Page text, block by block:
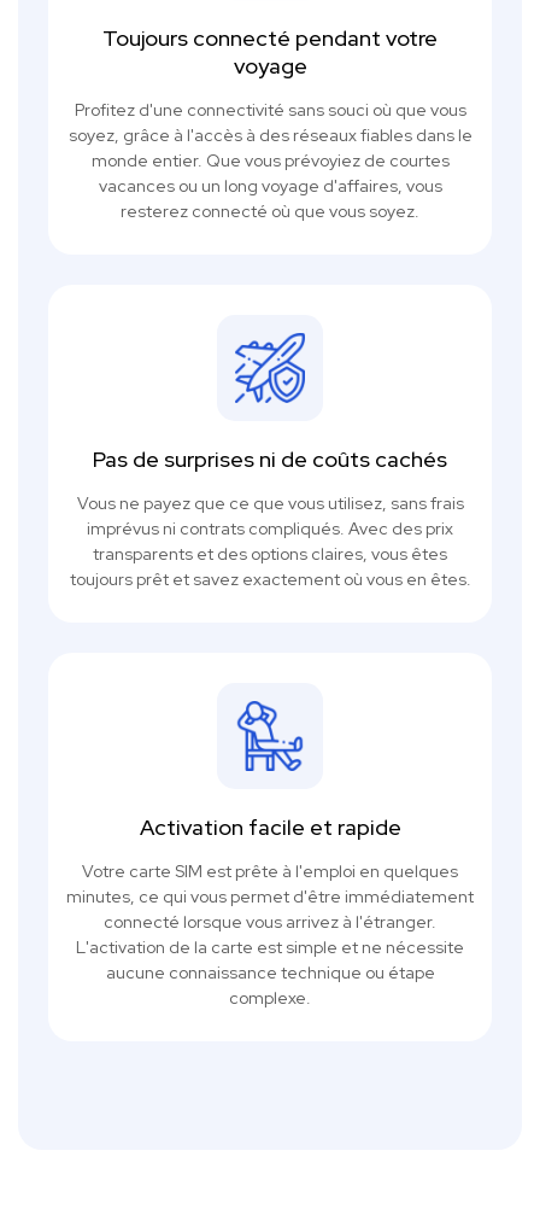
Toujours connecté pendant votre
voyage
Profitez d'une connectivité sans souci où que vous
soyez, grâce à l'accès à des réseaux fiables dans le
monde entier. Que vous prévoyiez de courtes
vacances ou un long voyage d'affaires, vous
resterez connecté où que vous soyez.
Pas de surprises ni de coûts cachés
Vous ne payez que ce que vous utilisez, sans frais
imprévus ni contrats compliqués. Avec des prix
transparents et des options claires, vous êtes
toujours prêt et savez exactement où vous en êtes.
Activation facile et rapide
Votre carte SIM est prête à l'emploi en quelques
minutes, ce qui vous permet d'être immédiatement
connecté lorsque vous arrivez à l'étranger.
L'activation de la carte est simple et ne nécessite
aucune connaissance technique ou étape
complexe.